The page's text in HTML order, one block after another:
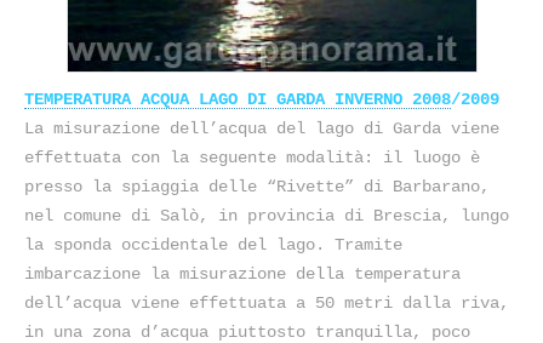
TEMPERATURA ACQUA LAGO DI GARDA INVERNO 2008/2009
La misurazione dell’acqua del lago di Garda viene
effettuata con la seguente modalità: il luogo è
presso la spiaggia delle “Rivette” di Barbarano,
nel comune di Salò, in provincia di Brescia, lungo
la sponda occidentale del lago. Tramite
imbarcazione la misurazione della temperatura
dell’acqua viene effettuata a 50 metri dalla riva,
in una zona d’acqua piuttosto tranquilla, poco